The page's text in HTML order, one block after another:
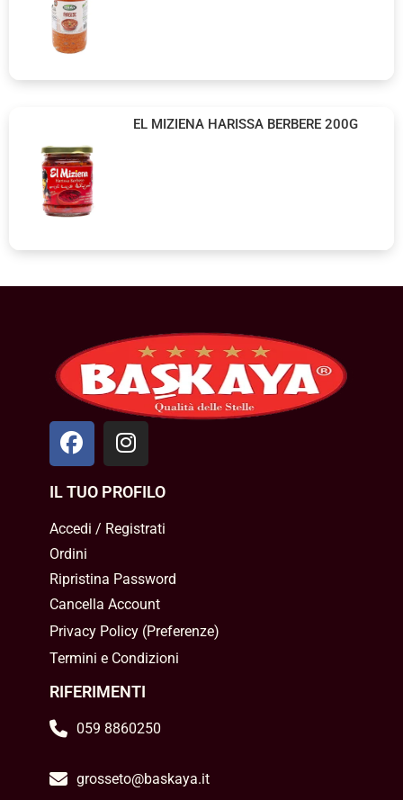
EL MIZIENA HARISSA BERBERE 200G
IL TUO PROFILO
Accedi / Registrati
Ordini
Ripristina Password
Cancella Account
Privacy Policy(Preferenze)
Termini e Condizioni
RIFERIMENTI
059 8860250
grosseto@baskaya.it